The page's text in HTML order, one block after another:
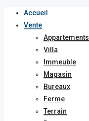
Accueil
Vente
Appartements
Villa
Immeuble
Magasin
Bureaux
Ferme
Terrain